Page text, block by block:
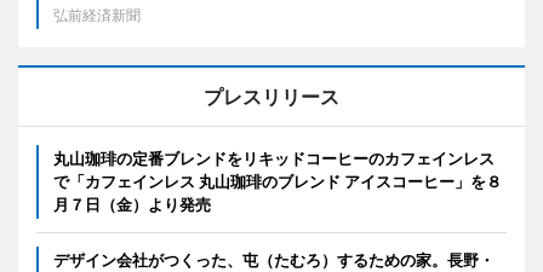
弘前経済新聞
プレスリリース
丸山珈琲の定番ブレンドをリキッドコーヒーのカフェインレス
で「カフェインレス 丸山珈琲のブレンド アイスコーヒー」を８
月７日（金）より発売
デザイン会社がつくった、屯（たむろ）するための家。長野・